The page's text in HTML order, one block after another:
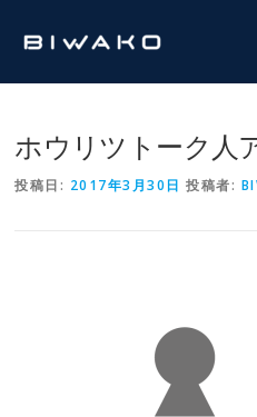
ホウリツトーク人
投稿日: 2017年3月30日 投稿者: